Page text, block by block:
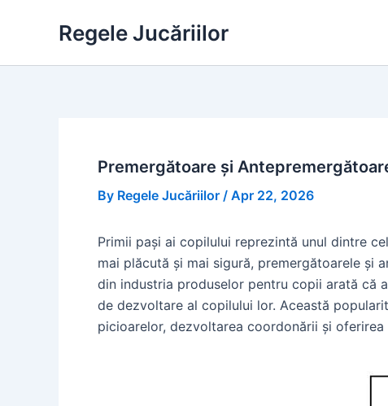
Regele Jucăriilor
Premergătoare și
By Regele Jucăriilor / Apr 22, 2026
Primii pași ai copilului reprezintă unul dintre
mai plăcută și mai sigură, premergătoarele și
din industria produselor pentru copii arată că
de dezvoltare al copilului lor. Această
picioarelor, dezvoltarea coordonării și